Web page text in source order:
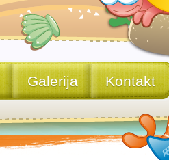
Galerija Kontakt